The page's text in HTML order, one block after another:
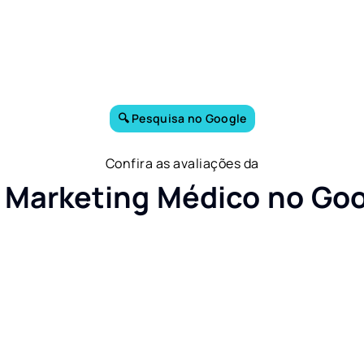
🔍 Pesquisa no Google
Confira as avaliações da
Marketing Médico no